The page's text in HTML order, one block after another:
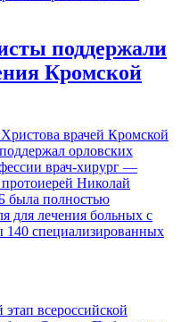
поддержали
Кромской
врачей Кромской
орловских
врач-хирург —
Николай
была полностью
для лечения больных с
140 специализированных